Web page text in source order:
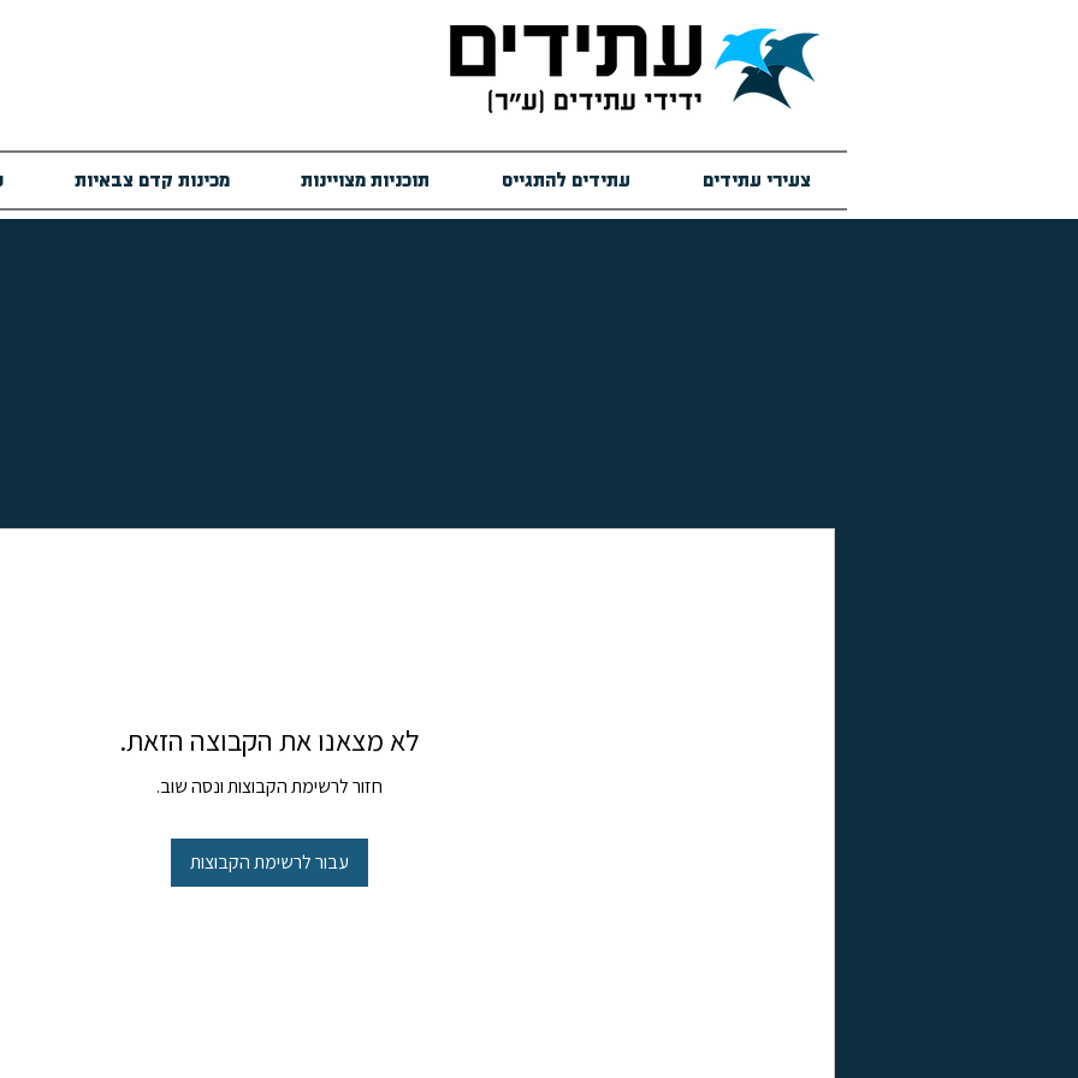
צעירי עתידים עתידים להתגייס תוכניות מצויינות מכינות קדם צבאיות
לא מצאנו את הקבוצה הזאת.
חזור לרשימת הקבוצות ונסה שוב.
עבור לרשימת הקבוצות